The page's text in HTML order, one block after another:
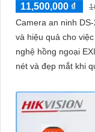
11,500,000 ₫
Camera an ninh
và hiệu quả cho việc
nghệ hồng ngoại
nét và đẹp mắt khi